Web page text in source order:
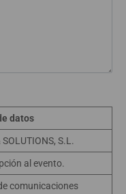
datos
S.L.
al evento.
comunicaciones